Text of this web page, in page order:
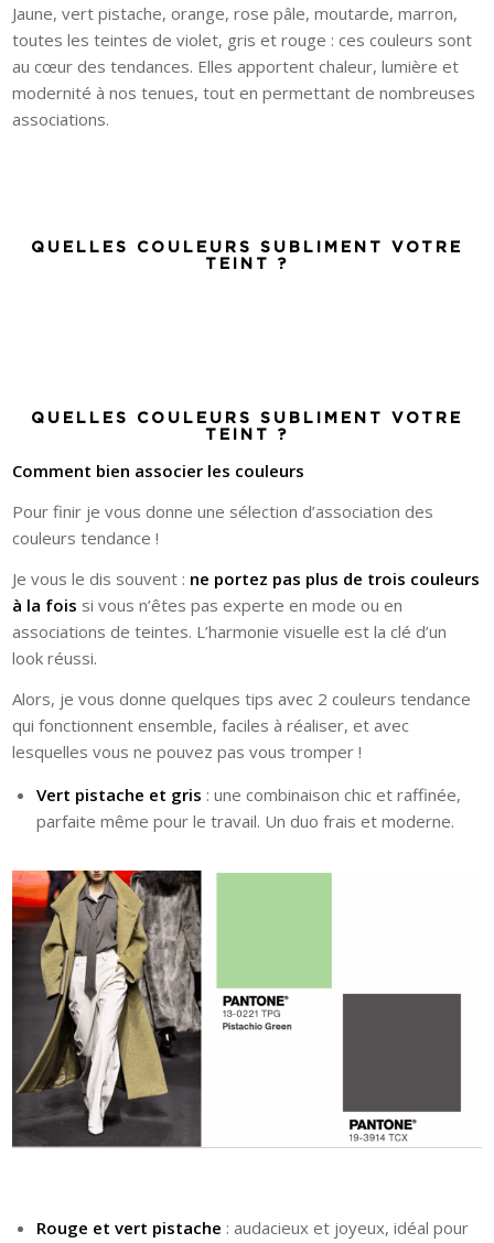
Jaune, vert pistache, orange, rose pâle, moutarde, marron,
toutes les teintes de violet, gris et rouge : ces couleurs sont
au cœur des tendances. Elles apportent chaleur, lumière et
modernité à nos tenues, tout en permettant de nombreuses
associations.
QUELLES COULEURS SUBLIMENT VOTRE
TEINT ?
QUELLES COULEURS SUBLIMENT VOTRE
TEINT ?
Comment bien associer les couleurs
Pour finir je vous donne une sélection d’association des
couleurs tendance !
Je vous le dis souvent : ne portez pas plus de trois couleurs
à la fois si vous n’êtes pas experte en mode ou en
associations de teintes. L’harmonie visuelle est la clé d’un
look réussi.
Alors, je vous donne quelques tips avec 2 couleurs tendance
qui fonctionnent ensemble, faciles à réaliser, et avec
lesquelles vous ne pouvez pas vous tromper !
Vert pistache et gris : une combinaison chic et raffinée,
parfaite même pour le travail. Un duo frais et moderne.
Rouge et vert pistache : audacieux et joyeux, idéal pour